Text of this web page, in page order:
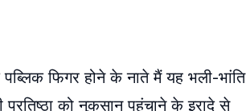
फिगर होने के नाते मैं यह भली-भांति
को नुकसान पहुंचाने के इरादे से